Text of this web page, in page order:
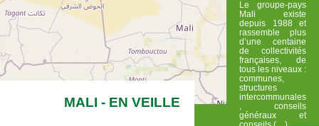
MALI - EN VEILLE
Le groupe-pays
Mali existe
depuis 1988 et
rassemble plus
d’une centaine
de collectivités
françaises, de
tous les niveaux :
communes,
structures
intercommunales
, conseils
généraux et